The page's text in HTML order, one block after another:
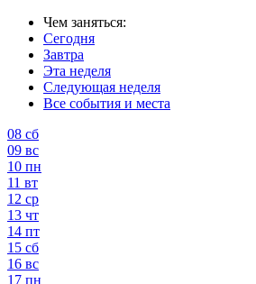
Чем заняться:
Сегодня
Завтра
Эта неделя
Следующая неделя
Все события и места
08 сб
09 вс
10 пн
11 вт
12 ср
13 чт
14 пт
15 сб
16 вс
17 пн